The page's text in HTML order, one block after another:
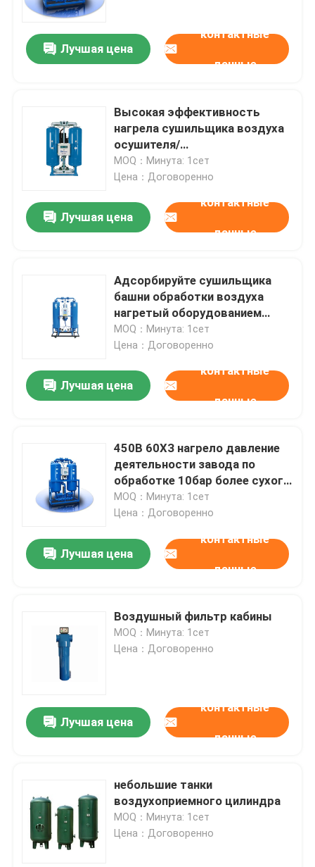
Лучшая цена
контактные
данные
Высокая эффективность
нагрела сушильщика воздуха
осушителя/
энергосберегающей обжатой
обработки воздуха
MOQ：Минута: 1сет
Цена：Договоренно
Лучшая цена
контактные
данные
Адсорбируйте сушильщика
башни обработки воздуха
нагретый оборудованием
меньше потребления воздуха
MOQ：Минута: 1сет
Цена：Договоренно
Лучшая цена
контактные
данные
450В 60ХЗ нагрело давление
деятельности завода по
обработке 10бар более сухого
воздуха воздуха
MOQ：Минута: 1сет
Цена：Договоренно
Лучшая цена
контактные
данные
Воздушный фильтр кабины
MOQ：Минута: 1сет
Цена：Договоренно
Лучшая цена
контактные
данные
небольшие танки
воздухоприемного цилиндра
MOQ：Минута: 1сет
Цена：Договоренно